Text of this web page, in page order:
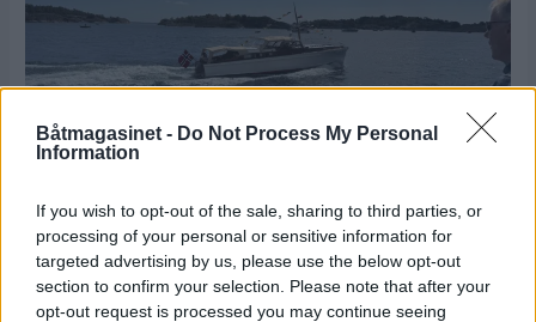
Båtmagasinet - Do Not Process My Personal
Information
If you wish to opt-out of the sale, sharing to third parties, or
processing of your personal or sensitive information for
targeted advertising by us, please use the below opt-out
section to confirm your selection. Please note that after your
opt-out request is processed you may continue seeing
Motorbåtdefilering i
Risør